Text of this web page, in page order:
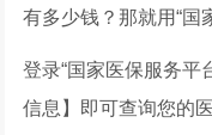
有多少钱？那就用“国
登录“国家医保服务平
信息】即可查询您的